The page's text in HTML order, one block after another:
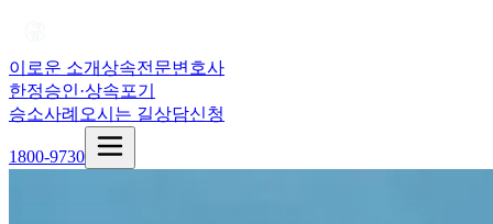
이로운 소개상속전문변호사
한정승인·상속포기
승소사례 오시는 길상담신청
1800-9730